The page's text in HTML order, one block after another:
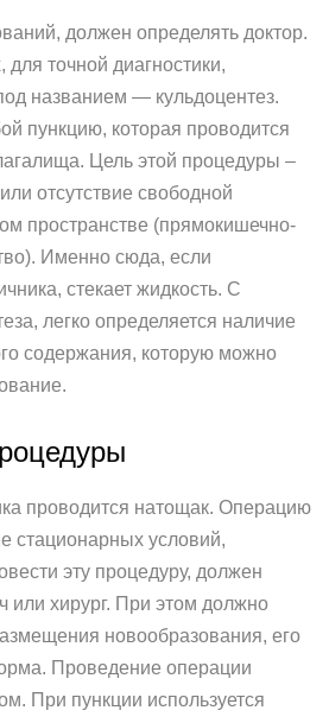
должен определять доктор.
для точной диагностики,
названием — кульдоцентез.
пункцию, которая проводится
Цель этой процедуры –
отсутствие свободной
пространстве (прямокишечно-
Именно сюда, если
стекает жидкость. С
легко определяется наличие
содержания, которую можно
проводится натощак. Операцию
стационарных условий,
эту процедуру, должен
или хирург. При этом должно
новообразования, его
Проведение операции
При пункции используется